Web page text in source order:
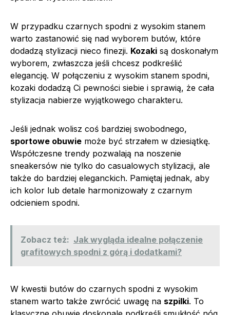
W przypadku czarnych spodni z wysokim stanem
warto zastanowić się nad wyborem butów, które
dodadzą stylizacji nieco finezji. Kozaki są doskonałym
wyborem, zwłaszcza jeśli chcesz podkreślić
elegancję. W połączeniu z wysokim stanem spodni,
kozaki dodadzą Ci pewności siebie i sprawią, że cała
stylizacja nabierze wyjątkowego charakteru.
Jeśli jednak wolisz coś bardziej swobodnego,
sportowe obuwie może być strzałem w dziesiątkę.
Współczesne trendy pozwalają na noszenie
sneakersów nie tylko do casualowych stylizacji, ale
także do bardziej eleganckich. Pamiętaj jednak, aby
ich kolor lub detale harmonizowały z czarnym
odcieniem spodni.
Zobacz też: Jak wygląda idealne połączenie
grafitowych spodni z górą i dodatkami?
W kwestii butów do czarnych spodni z wysokim
stanem warto także zwrócić uwagę na szpilki. To